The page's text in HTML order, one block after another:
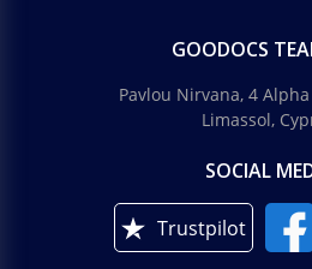
GOODOCS
Pavlou Nirvana, 4
Limassol,
SOCIAL
Trustpilot